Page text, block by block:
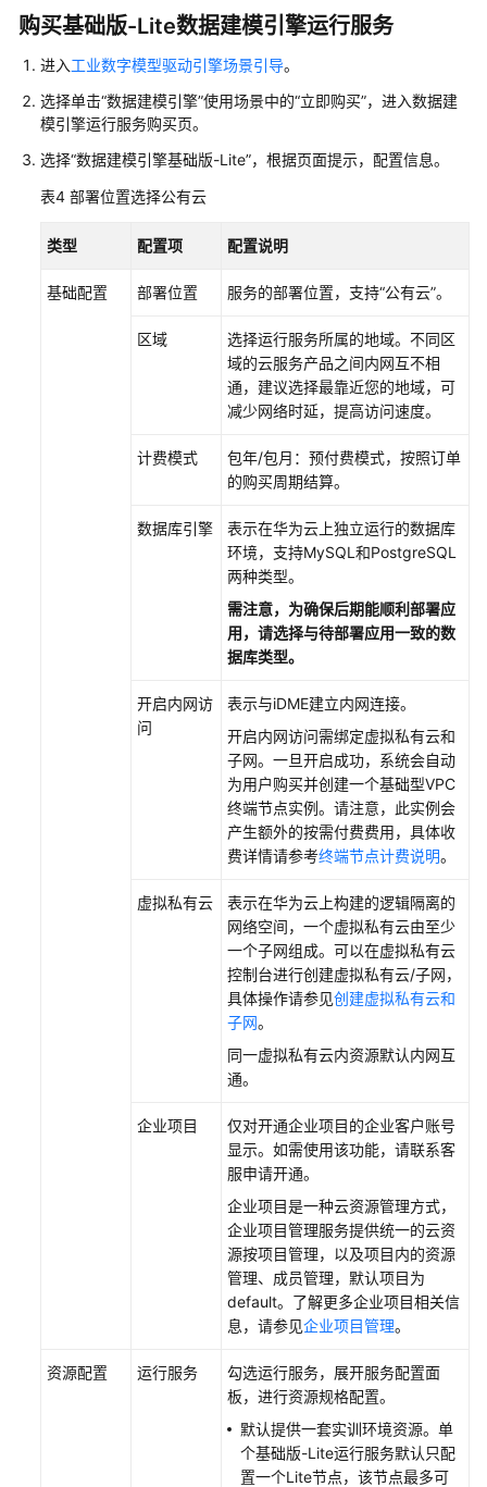
购买基础版-Lite数据建模引擎运行服务
进入工业数字模型驱动引擎场景引导。
选择单击“数据建模引擎”使用场景中的“立即购买”，进入数据建
模引擎运行服务购买页。
选择“数据建模引擎基础版-Lite”，根据页面提示，配置信息。
表4 部署位置选择公有云
类型 配置项 配置说明
基础配置 部署位置 服务的部署位置，支持“公有云”。
区域
选择运行服务所属的地域。不同区
域的云服务产品之间内网互不相
通，建议选择最靠近您的地域，可
减少网络时延，提高访问速度。
计费模式
包年/包月：预付费模式，按照订单
的购买周期结算。
数据库引擎
表示在华为云上独立运行的数据库
环境，支持MySQL和PostgreSQL
两种类型。
需注意，为确保后期能顺利部署应
用，请选择与待部署应用一致的数
据库类型。
开启内网访
问
表示与iDME建立内网连接。
开启内网访问需绑定虚拟私有云和
子网。一旦开启成功，系统会自动
为用户购买并创建一个基础型VPC
终端节点实例。请注意，此实例会
产生额外的按需付费费用，具体收
费详情请参考终端节点计费说明。
虚拟私有云
表示在华为云上构建的逻辑隔离的
网络空间，一个虚拟私有云由至少
一个子网组成。可以在虚拟私有云
控制台进行创建虚拟私有云/子网，
具体操作请参见创建虚拟私有云和
子网。
同一虚拟私有云内资源默认内网互
通。
企业项目 仅对开通企业项目的企业客户账号
显示。如需使用该功能，请联系客
服申请开通。
企业项目是一种云资源管理方式，
企业项目管理服务提供统一的云资
源按项目管理，以及项目内的资源
管理、成员管理，默认项目为
default。了解更多企业项目相关信
息，请参见企业项目管理。
资源配置 运行服务
勾选运行服务，展开服务配置面
板，进行资源规格配置。
默认提供一套实训环境资源。单
个基础版-Lite运行服务默认只配
置一个Lite节点，该节点最多可